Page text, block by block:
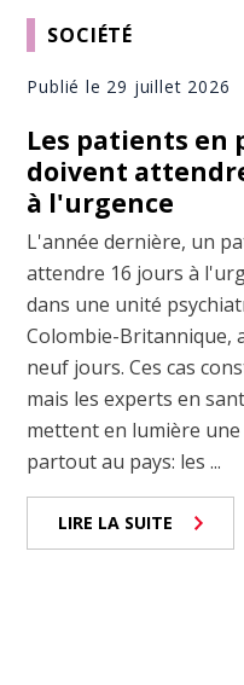
SOCIÉTÉ
Publié le 29 juillet 2026
Les patients en
doivent
à l'urgence
L'année dernière, un
attendre 16 jours à
dans une unité
Colombie-Britannique,
neuf jours. Ces cas
mais les experts en
mettent en lumière une
partout au pays: les ...
LIRE LA SUITE